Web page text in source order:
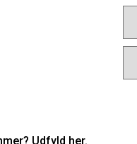
Udfyld her.